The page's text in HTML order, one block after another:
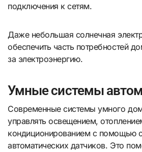
подключения к сетям.
Даже небольшая солнечная
обеспечить часть потребностей
за электроэнергию.
Умные системы
Современные системы умного
управлять освещением,
кондиционированием с помощью
автоматических датчиков. Это